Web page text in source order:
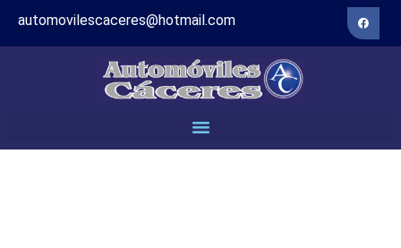
automovilescaceres@hotmail.com